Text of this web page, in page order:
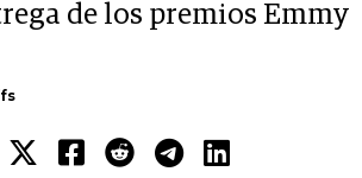
de los premios Emmy